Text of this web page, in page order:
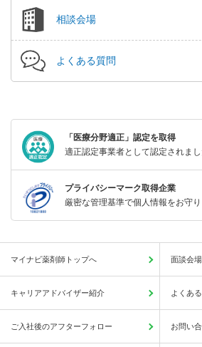
相談会場
よくある質問
「医療分野適正」認定を取得
適正認定事業者として認定されまし
プライバシーマーク取得企業
厳密な管理基準で個人情報をお守り
マイナビ薬剤師トップへ 面談会
キャリアアドバイザー紹介 よくあ
ご入社後のアフターフォロー お問い